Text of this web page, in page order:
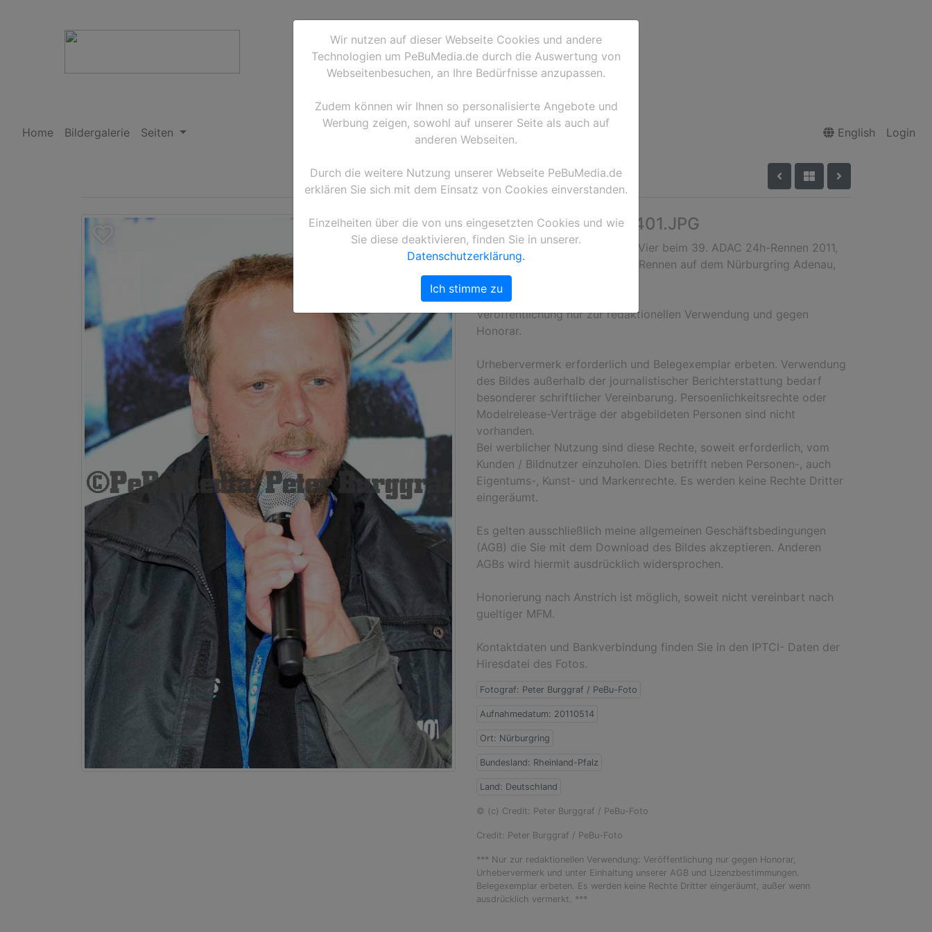
Home Bildergalerie Seiten English Login
110634PB47A1A120401.JPG
Smudo von den Fantastischen Vier beim 39. ADAC 24h-Rennen 2011,
24h-Rennen 2011, 24-Stunden-Rennen auf dem Nürburgring Adenau,
Rheinland-Pfalz Deutschland
Veröffentlichung nur zur redaktionellen Verwendung und gegen
Honorar.
Urhebervermerk erforderlich und Belegexemplar erbeten. Verwendung
des Bildes außerhalb der journalistischer Berichterstattung bedarf
besonderer schriftlicher Vereinbarung. Persoenlichkeitsrechte oder
Modelrelease-Verträge der abgebildeten Personen sind nicht
vorhanden.
Bei werblicher Nutzung sind diese Rechte, soweit erforderlich, vom
Kunden / Bildnutzer einzuholen. Dies betrifft neben Personen-, auch
Eigentums-, Kunst- und Markenrechte. Es werden keine Rechte Dritter
eingeräumt.
Es gelten ausschließlich meine allgemeinen Geschäftsbedingungen
(AGB) die Sie mit dem Download des Bildes akzeptieren. Anderen
AGBs wird hiermit ausdrücklich widersprochen.
Honorierung nach Anstrich ist möglich, soweit nicht vereinbart nach
gueltiger MFM.
Kontaktdaten und Bankverbindung finden Sie in den IPTCI- Daten der
Hiresdatei des Fotos.
Fotograf: Peter Burggraf / PeBu-Foto
Aufnahmedatum: 20110514
Ort: Nürburgring
Bundesland: Rheinland-Pfalz
Land: Deutschland
© (c) Credit: Peter Burggraf / PeBu-Foto
Credit: Peter Burggraf / PeBu-Foto
*** Nur zur redaktionellen Verwendung: Veröffentlichung nur gegen Honorar,
Urhebervermerk und unter Einhaltung unserer AGB und Lizenzbestimmungen.
Belegexemplar erbeten. Es werden keine Rechte Dritter eingeräumt, außer wenn
ausdrücklich vermerkt. ***
Wir nutzen auf dieser Webseite Cookies und andere
Technologien um PeBuMedia.de durch die Auswertung von
Webseitenbesuchen, an Ihre Bedürfnisse anzupassen.
Zudem können wir Ihnen so personalisierte Angebote und
Werbung zeigen, sowohl auf unserer Seite als auch auf
anderen Webseiten.
Durch die weitere Nutzung unserer Webseite PeBuMedia.de
erklären Sie sich mit dem Einsatz von Cookies einverstanden.
Einzelheiten über die von uns eingesetzten Cookies und wie
Sie diese deaktivieren, finden Sie in unserer.
Datenschutzerklärung.
Ich stimme zu